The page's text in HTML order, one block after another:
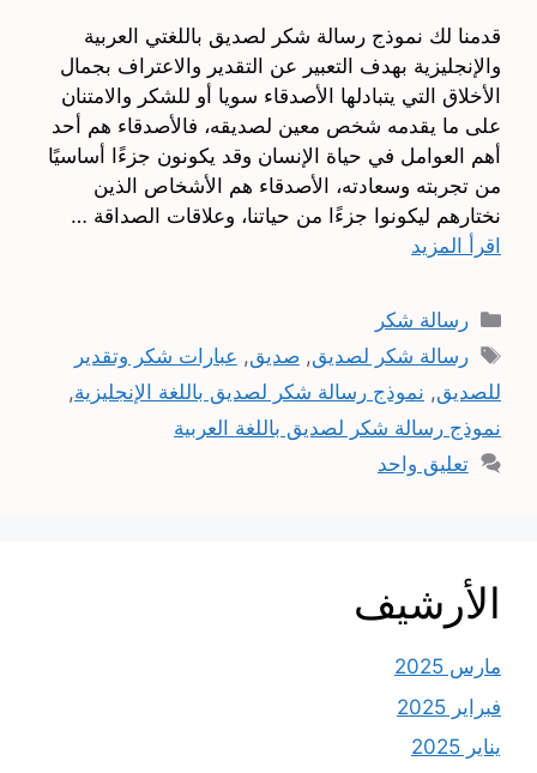
قدمنا لك نموذج رسالة شكر لصديق باللغتي العربية
والإنجليزية بهدف التعبير عن التقدير والاعتراف بجمال
الأخلاق التي يتبادلها الأصدقاء سويا أو للشكر والامتنان
على ما يقدمه شخص معين لصديقه، فالأصدقاء هم أحد
أهم العوامل في حياة الإنسان وقد يكونون جزءًا أساسيًا
من تجربته وسعادته، الأصدقاء هم الأشخاص الذين
نختارهم ليكونوا جزءًا من حياتنا، وعلاقات الصداقة …
اقرأ المزيد
التصنيفات
رسالة شكر
الوسوم
رسالة شكر لصديق,صديق, عبارات شكر وتقدير
للصديق, نموذج رسالة شكر لصديق باللغة الإنجليزية,
نموذج رسالة شكر لصديق باللغة العربية
تعليق واحد
الأرشيف
مارس 2025
فبراير 2025
يناير 2025